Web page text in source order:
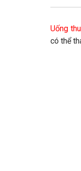
Uống
có thể